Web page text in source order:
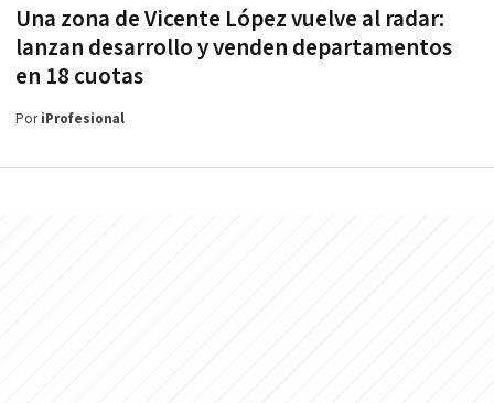
Una zona de Vicente López vuelve al radar:
lanzan desarrollo y venden departamentos
en 18 cuotas
PoriProfesional